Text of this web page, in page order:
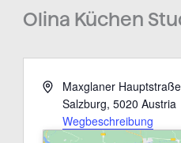
Olina Küchen
AdresseMaxglaner
Salzburg, 5020 Austria
Wegbeschreibung